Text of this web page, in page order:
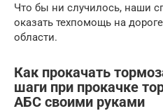
Что бы ни случилось, наши
оказать техпомощь на
области.
Как прокачать
шаги при прокачке
АБС своими руками